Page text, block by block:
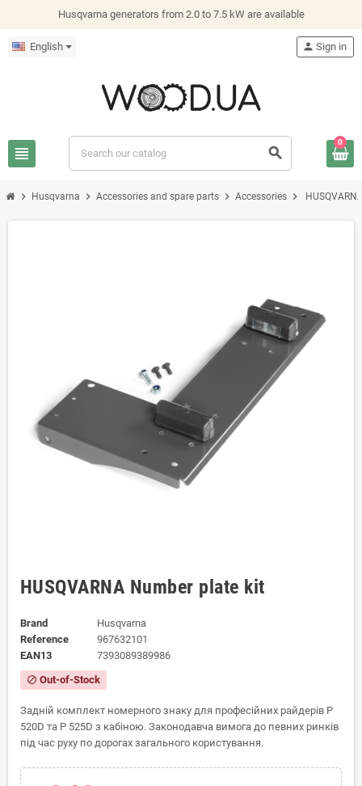
Husqvarna generators from 2.0 to 7.5 kW are available
English
view_headline search
person Sign in
0
chevron_right Husqvarna chevron_right Accessories and spare parts chevron_right Accessories chevron_right
HUSQVARNA Number plate kit
Brand
Husqvarna
Reference
967632101
EAN13
7393089389986
block Out-of-Stock
Задній комплект номерного знаку для професійних райдерів P
520D та P 525D з кабіною. Законодавча вимога до певних ринків
під час руху по дорогах загального користування.